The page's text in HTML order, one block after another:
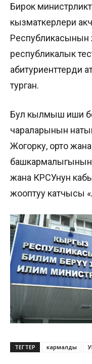
Бирок
кызматкерлери
республикалык
абитуриенттерди
турган.
Бул кылмыш иши
чараларынын
Жогорку, орто
башкармалыгынын
жана КРСУнун
жооптуу катчысы
ТЕГТЕР кармалды